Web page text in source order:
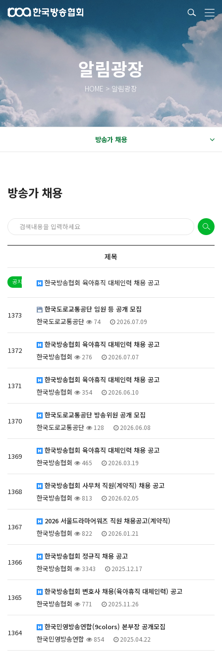
알림광장
HOME > 알림광장
방송가 채용
방송가 채용
제목
한국방송협회 육아휴직 대체인력 채용 공고
1373
한국도로교통공단 임원 등 공개 모집
한국도로교통공단
74 2026.07.09
1372
한국방송협회 육아휴직 대체인력 채용 공고
한국방송협회
276 2026.07.07
1371
한국방송협회 육아휴직 대체인력 채용 공고
한국방송협회
354 2026.06.10
1370
한국도로교통공단 방송위원 공개 모집
한국도로교통공단
128 2026.06.08
1369
한국방송협회 육아휴직 대체인력 채용 공고
한국방송협회
465 2026.03.19
1368
한국방송협회 사무처 직원(계약직) 채용 공고
한국방송협회
813 2026.02.05
1367
2026 서울드라마어워즈 직원 채용공고(계약직)
한국방송협회
822 2026.01.21
1366
한국방송협회 정규직 채용 공고
한국방송협회
3343 2025.12.17
1365
한국방송협회 변호사 채용(육아휴직 대체인력) 공고
한국방송협회
771 2025.11.26
1364
한국민영방송연합(9colors) 본부장 공개모집
한국민영방송연합
854 2025.04.22